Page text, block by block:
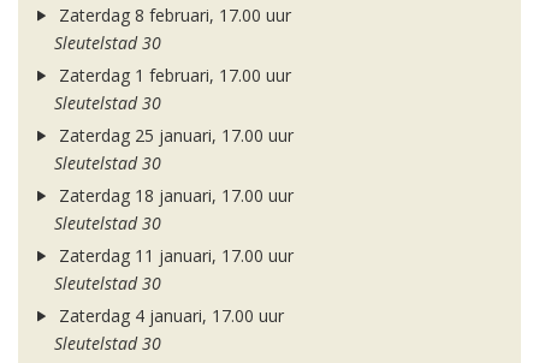
Zaterdag 8 februari, 17.00 uur
Sleutelstad 30
Zaterdag 1 februari, 17.00 uur
Sleutelstad 30
Zaterdag 25 januari, 17.00 uur
Sleutelstad 30
Zaterdag 18 januari, 17.00 uur
Sleutelstad 30
Zaterdag 11 januari, 17.00 uur
Sleutelstad 30
Zaterdag 4 januari, 17.00 uur
Sleutelstad 30